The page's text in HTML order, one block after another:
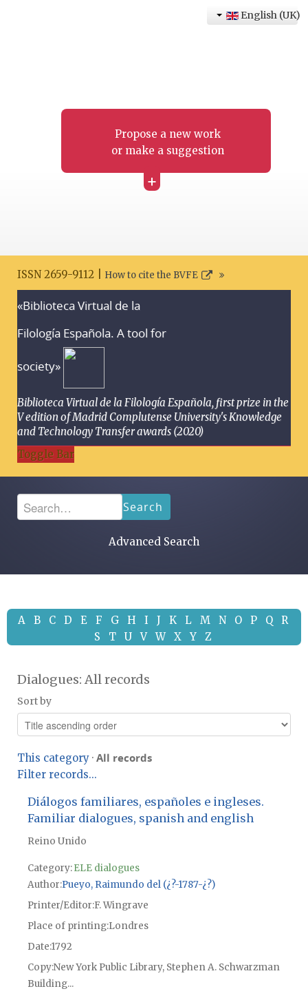
Propose a new work
or make a suggestion
+
English (UK)
ISSN 2659-9112 | How to cite the BVFE
«Biblioteca Virtual de la
Filología Española. A tool for
society»
Biblioteca Virtual de la Filología Española, first prize in the
V edition of Madrid Complutense University's Knowledge
and Technology Transfer awards (2020)
Toggle Bar
Search
Advanced Search
A B C D E F G H I J K L M N O P Q
R
S
T U V W X Y Z
Dialogues: All records
Sort by
This category · All records
Filter records...
Diálogos familiares, españoles e ingleses.
Familiar dialogues, spanish and english
Reino Unido
Category:ELE dialogues
Author Pueyo, Raimundo del (¿?-1787-¿?)
Printer/Editor F. Wingrave
Place of printingLondres
Date1792
CopyNew York Public Library, Stephen A. Schwarzman
Building...